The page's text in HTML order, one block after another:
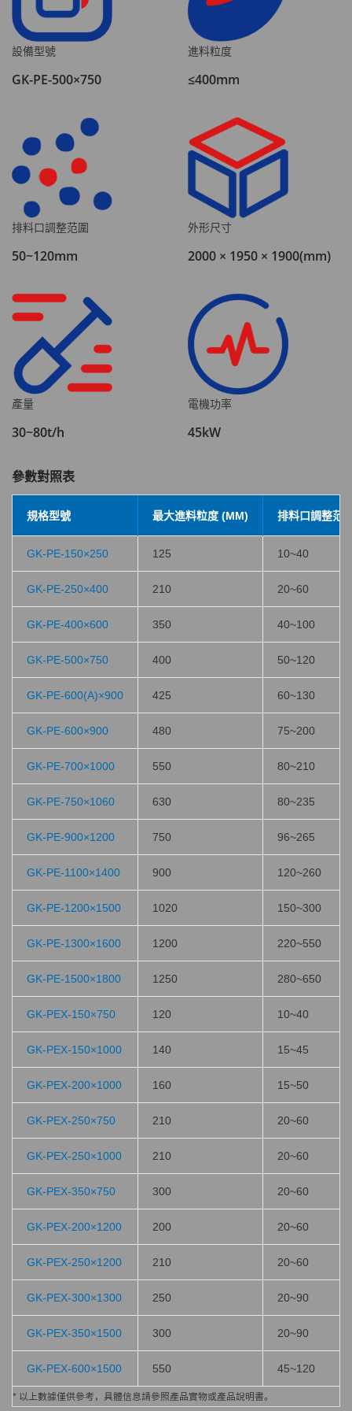
設備型號
GK-PE-500×750
進料粒度
≤400mm
排料口調整范圍
50~120mm
外形尺寸
2000 × 1950 × 1900(mm)
產量
30~80t/h
電機功率
45kW
參數對照表
規格型號 最大進料粒度 (MM) 排料口調整范
GK-PE-150×250 125 10~40
GK-PE-250×400 210 20~60
GK-PE-400×600 350 40~100
GK-PE-500×750 400 50~120
GK-PE-600(A)×900 425 60~130
GK-PE-600×900 480 75~200
GK-PE-700×1000 550 80~210
GK-PE-750×1060 630 80~235
GK-PE-900×1200 750 96~265
GK-PE-1100×1400 900 120~260
GK-PE-1200×1500 1020 150~300
GK-PE-1300×1600 1200 220~550
GK-PE-1500×1800 1250 280~650
GK-PEX-150×750 120 10~40
GK-PEX-150×1000 140 15~45
GK-PEX-200×1000 160 15~50
GK-PEX-250×750 210 20~60
GK-PEX-250×1000 210 20~60
GK-PEX-350×750 300 20~60
GK-PEX-200×1200 200 20~60
GK-PEX-250×1200 210 20~60
GK-PEX-300×1300 250 20~90
GK-PEX-350×1500 300 20~90
GK-PEX-600×1500 550 45~120
* 以上數據僅供參考，具體信息請參照產品實物或產品說明書。